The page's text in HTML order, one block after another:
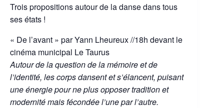
Trois propositions autour de la danse dans tous
ses états !
« De l’avant » par Yann Lheureux //18h devant le
cinéma municipal Le Taurus
Autour de la question de la mémoire et de
l’identité, les corps dansent et s’élancent, puisant
une énergie pour ne plus opposer tradition et
modernité mais fécondée l’une par l’autre.